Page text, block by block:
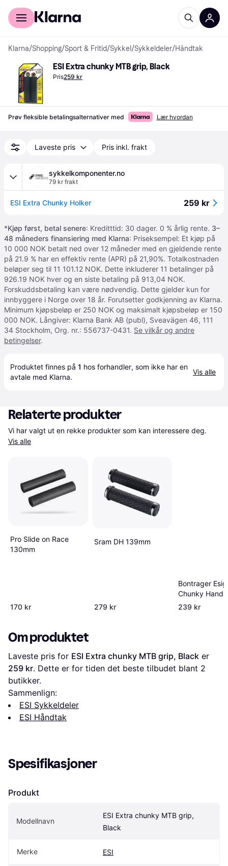
For kunder
Klarna/Shopping/Sport & Fritid/Sykkel /Sykkeldeler/Håndtak
ESI Extra chunky MTB grip, Black
Pris259 kr
Prøv fleksible betalingsalternativer med Lær hvordan
Laveste pris Pris inkl. frakt
sykkelkomponenter.no
79 kr frakt
ESI Extra Chunky Holker 259 kr
*Kjøp først, betal senere: Kreditttid: 30 dager. 0 % årlig rente. 3–
48 måneders finansiering med Klarna: Priseksempel: Et kjøp på
10 000 NOK betalt ned over 12 måneder med en gjeldende rente
på 21.9 % har en effektiv rente (APR) på 21,90%. Totalkostnaden
beløper seg til 11 101.12 NOK. Dette inkluderer 11 betalinger på
926.19 NOK hver og en siste betaling på 913,04 NOK.
Forskuddsbetaling kan være nødvendig. Dette gjelder kun for
innbyggere i Norge over 18 år. Forutsetter godkjenning av Klarna.
Minimum kjøpsbeløp er 250 NOK og maksimalt kjøpsbeløp er 150
000 NOK. Långiver: Klarna Bank AB (publ), Sveavägen 46, 111
34 Stockholm, Org. nr.: 556737-0431. Se vilkår og andre
betingelser.
Produktet finnes på 1 hos forhandler, som ikke har en
avtale med Klarna.
Vis alle
Relaterte produkter
Vis alle
Pro Slide on Race
130mm
170 kr
Sram DH 139mm
279 kr
Bontrager
Chunky
Grips Black
239 kr
Om produktet
Laveste pris for ESI Extra chunky MTB grip, Black
259 kr. Dette er for tiden det beste tilbudet blant 2
butikker.
Sammenlign:
ESI Sykkeldeler
ESI Håndtak
Spesifikasjoner
Produkt
Modellnavn
ESI Extra chunky MTB grip,
Black
Merke ESI